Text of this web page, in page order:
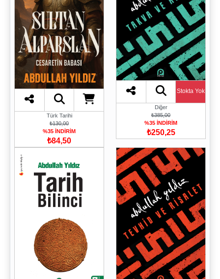
Türk Tarihi
₺130,00
%35 İNDİRİM
₺84,50
Stokta Yok
Diğer
₺385,00
%35 İNDİRİM
₺250,25